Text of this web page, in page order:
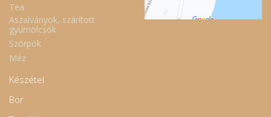
Tea
Aszalványok, szárított
gyümölcsök
Szörpök
Méz
Készétel
Bor